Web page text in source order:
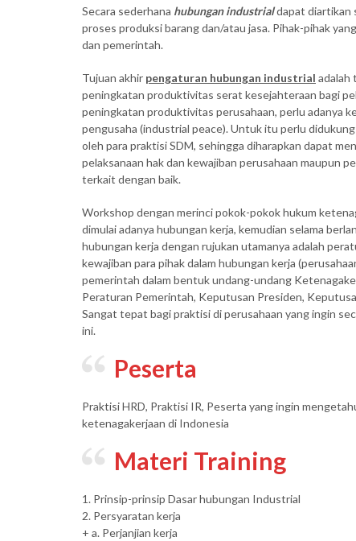
Secara sederhana hubungan industrialdapat diartikan
proses produksi barang dan/atau jasa. Pihak-pihak
dan pemerintah.
Tujuan akhir pengaturan hubungan industrial adalah
peningkatan produktivitas serat kesejahteraan bagi
peningkatan produktivitas perusahaan, perlu adanya
pengusaha (industrial peace). Untuk itu perlu
oleh para praktisi SDM, sehingga diharapkan dapat
pelaksanaan hak dan kewajiban perusahaan maupun
terkait dengan baik.
Workshop dengan merinci pokok-pokok hukum
dimulai adanya hubungan kerja, kemudian selama
hubungan kerja dengan rujukan utamanya adalah
kewajiban para pihak dalam hubungan kerja
pemerintah dalam bentuk undang-undang
Peraturan Pemerintah, Keputusan Presiden,
Sangat tepat bagi praktisi di perusahaan yang ingin
ini.
Peserta
Praktisi HRD, Praktisi IR, Peserta yang ingin
ketenagakerjaan di Indonesia
Materi Training
1. Prinsip-prinsip Dasar hubungan Industrial
2. Persyaratan kerja
+ a. Perjanjian kerja